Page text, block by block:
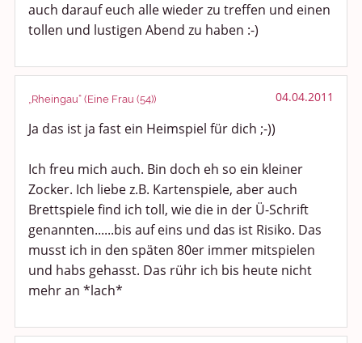
auch darauf euch alle wieder zu treffen und einen
tollen und lustigen Abend zu haben :-)
„Rheingau“ (Eine Frau (54)) 04.04.2011
Ja das ist ja fast ein Heimspiel für dich ;-))
Ich freu mich auch. Bin doch eh so ein kleiner
Zocker. Ich liebe z.B. Kartenspiele, aber auch
Brettspiele find ich toll, wie die in der Ü-Schrift
genannten......bis auf eins und das ist Risiko. Das
musst ich in den späten 80er immer mitspielen
und habs gehasst. Das rühr ich bis heute nicht
mehr an *lach*